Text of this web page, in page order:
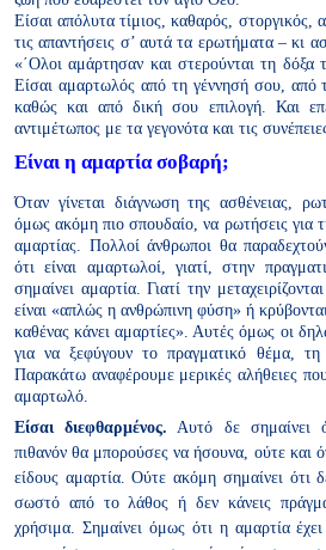
Είσαι απόλυτα τίμιος, καθαρός, στοργικός,
τις απαντήσεις σ’ αυτά τα ερωτήματα – κι
«΄Ολοι αμάρτησαν και στερούνται τη
Είσαι αμαρτωλός από τη γέννησή σου, από
καθώς και από δική σου επιλογή. Και
αντιμέτωπος με τα γεγονότα και τις
Είναι η αμαρτία σοβαρή;
Όταν γίνεται διάγνωση της ασθένειας,
όμως ακόμη πιο σπουδαίο, να ρωτήσεις για
αμαρτίας. Πολλοί άνθρωποι θα
ότι είναι αμαρτωλοί, γιατί, στην
σημαίνει αμαρτία. Γιατί την
είναι «απλώς η ανθρώπινη φύση» ή
καθένας κάνει αμαρτίες». Αυτές όμως οι
για να ξεφύγουν το πραγματικό θέμα, τη
Παρακάτω αναφέρουμε μερικές αλήθειες
αμαρτωλό.
Είσαι διεφθαρμένος. Αυτό δε σημαίνει
πιθανόνθα μπορούσες να ήσουνα, ούτε και
είδους αμαρτία. Ούτε ακόμη σημαίνει ότι
σωστό από το λάθος ή δεν κάνεις
χρήσιμα. Σημαίνει όμως ότι η αμαρτία